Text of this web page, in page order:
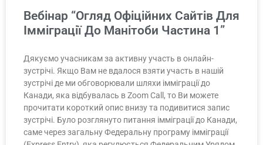
Вебінар “Огляд Офіційних Сайтів Для
Імміграції До Манітоби Частина 1”
Дякуємо учасникам за активну участь в онлайн-
зустрічі. Якщо Вам не вдалося взяти участь в нашій
зустрічі де ми обговорювали шляхи імміграції до
Канади, яка відбувалась в Zoom Call, то Ви можете
прочитати короткий опис внизу та подивитися запис
зустрічі. Було розглянуто питання імміграції до Канади,
саме через загальну Федеральну програму імміграції